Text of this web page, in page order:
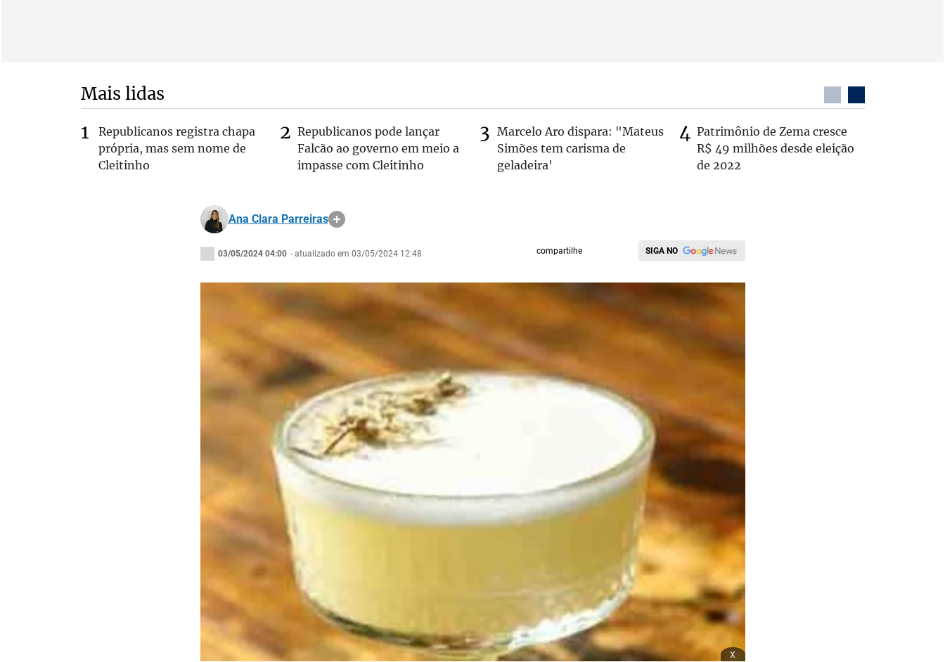
Mais lidas
Republicanos registra chapa
própria, mas sem nome de
Cleitinho
Republicanos pode lançar
Falcão ao governo em meio a
impasse com Cleitinho
Marcelo Aro dispara: "Mateus
Simões tem carisma de
geladeira'
Patrimônio de Zema cresce
R$ 49 milhões desde eleição
de 2022
Ana Clara Parreiras
03/05/2024 04:00 - atualizado em 03/05/2024 12:48 compartilhe SIGA NO
x